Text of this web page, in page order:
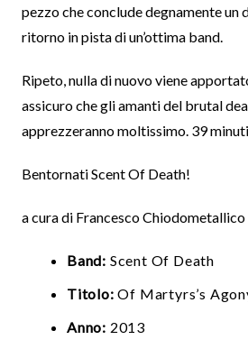
pezzo che conclude degnamente un
ritorno in pista di un’ottima band.
Ripeto, nulla di nuovo viene
assicuro che gli amanti del brutal
apprezzeranno moltissimo. 39
Bentornati Scent Of Death!
a cura di Francesco Chiodometallico
Band: Scent Of Death
Titolo: Of Martyrs’s
Anno: 2013